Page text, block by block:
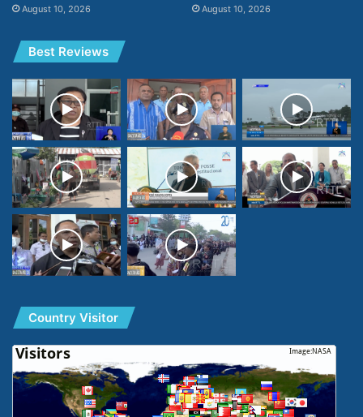
August 10, 2026 August 10, 2026
Best Reviews
Country Visitor